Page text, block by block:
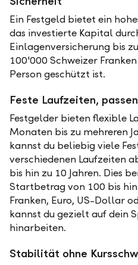
Ein Festgeld bietet ein
das investierte Kapital
Einlagenversicherung bis
100'000 Schweizer
Person geschützt ist.
Feste Laufzeiten,
Festgelder bieten flexible
Monaten bis zu mehreren
kannst du beliebig viele
verschiedenen Laufzeiten
bis hin zu 10 Jahren. Dies
Startbetrag von 100 bis
Franken, Euro, US-Dollar
kannst du gezielt auf dein
hinarbeiten.
Stabilität ohne